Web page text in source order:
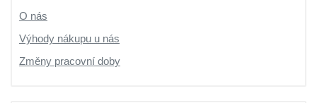
O nás
Výhody nákupu u nás
Změny pracovní doby